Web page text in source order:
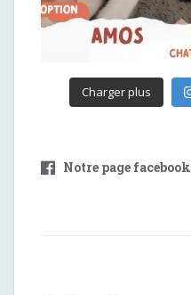
Charger plus
Notre page facebook